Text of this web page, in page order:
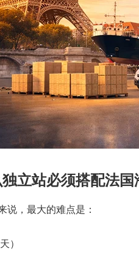
立站必须搭配法
说，最大的难点是：
）